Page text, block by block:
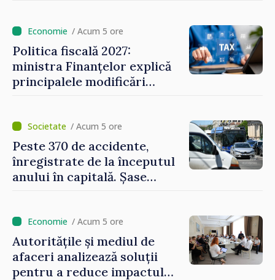
/ Acum 5 ore
Politica fiscală 2027:
ministra Finanțelor explică
principalele modificări
locale și rutiere
/ Acum 5 ore
Peste 370 de accidente,
înregistrate de la începutul
anului în capitală. Șase
/ Acum 5 ore
Autoritățile și mediul de
afaceri analizează soluții
pentru a reduce impactul